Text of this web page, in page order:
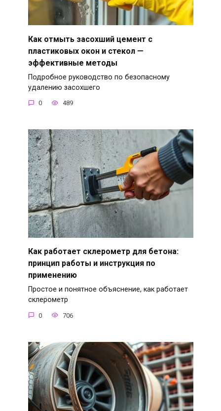
Как отмыть засохший цемент с
пластиковых окон и стекол —
эффективные методы
Подробное руководство по безопасному
удалению засохшего
0 489
Как работает склерометр для бетона:
принцип работы и инструкция по
применению
Простое и понятное объяснение, как работает
склерометр
0 706